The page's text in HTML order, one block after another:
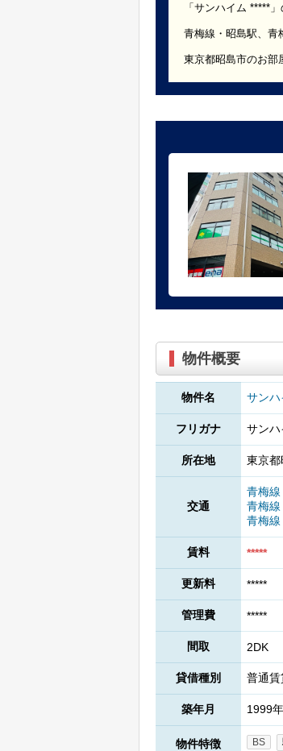
「サンハイム *****
青梅線・昭島駅、青
東京都昭島市のお部
物件概要
物件名 サンハ
フリガナ サンハ
所在地 東京
交通
青梅線
青梅線
青梅線
賃料 *****
更新料 *****
管理費 *****
間取 2DK
貸借種別 普通賃
築年月 1999
物件特徴 BS